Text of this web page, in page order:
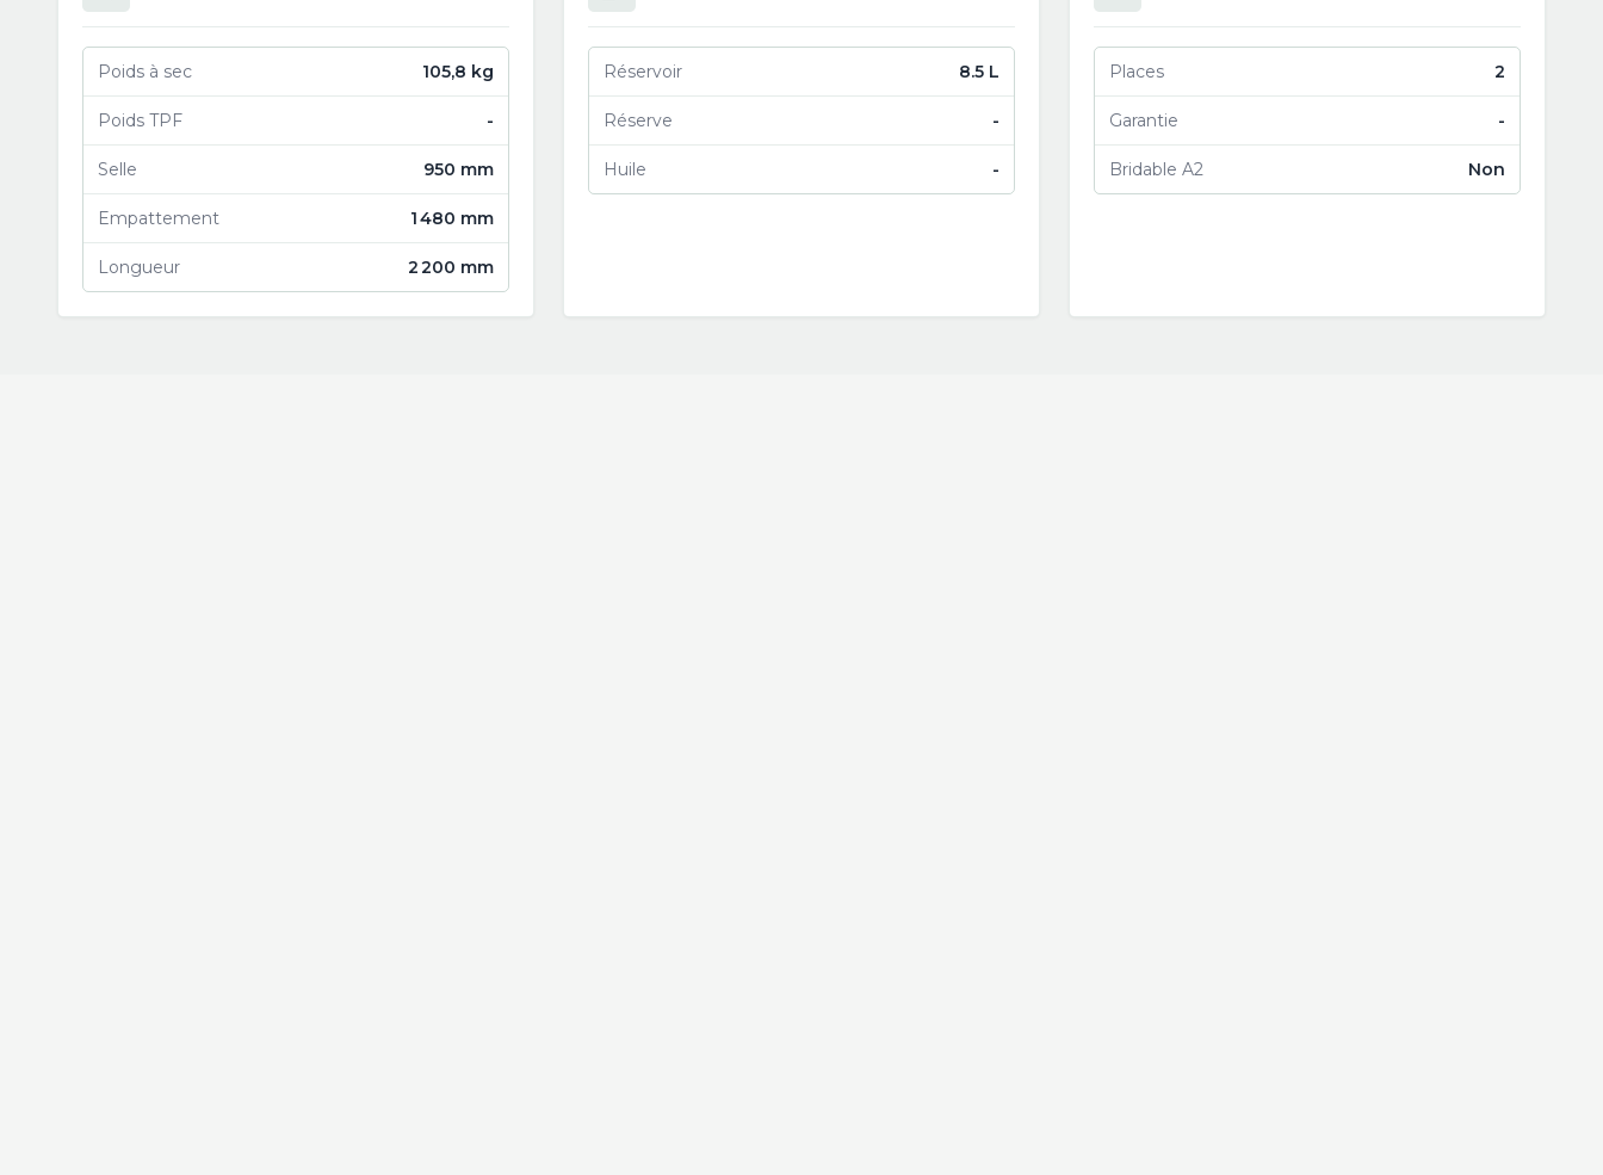
Poids à sec 105,8 kg
Poids TPF -
Selle 950 mm
Empattement 1 480 mm
Longueur 2 200 mm
Réservoir 8.5 L
Réserve -
Huile -
Places 2
Garantie -
Bridable A2 Non